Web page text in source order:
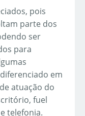
pois
parte dos
ser
para
em
atuação do
fuel
telefonia.